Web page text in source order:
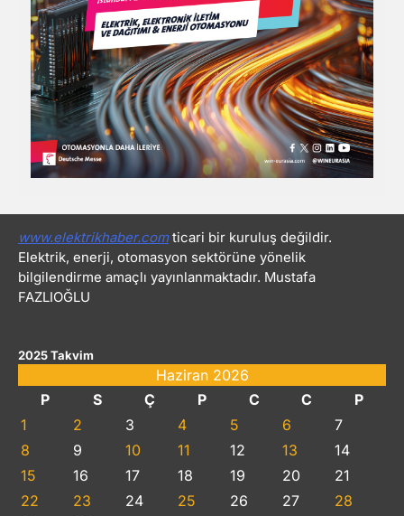
www.elektrikhaber.comticari bir kuruluş değildir.
Elektrik, enerji, otomasyon sektörüne yönelik
bilgilendirme amaçlı yayınlanmaktadır. Mustafa
FAZLIOĞLU
2025 Takvim
Haziran 2026
P
S Ç P C C
P
1
2 3 4 5 6
7
8
9 10 11 12 13
14
15
16 17 18 19 20
21
22
23 24 25 26 27
28